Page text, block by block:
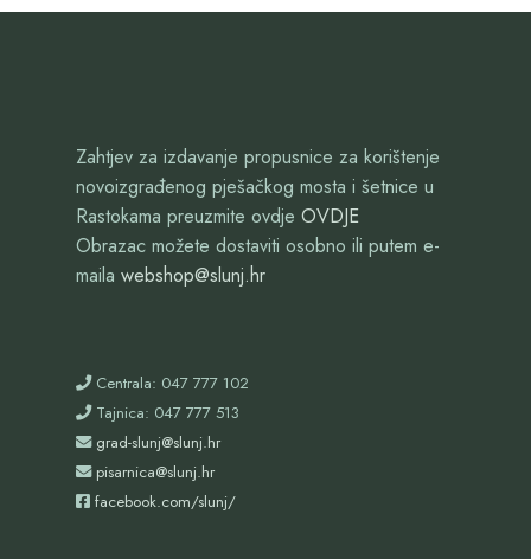
Zahtjev za izdavanje propusnice za korištenje
novoizgrađenog pješačkog mosta i šetnice u
Rastokama preuzmite ovdje OVDJE
Obrazac možete dostaviti osobno ili putem e-
maila webshop@slunj.hr
Centrala: 047 777 102
Tajnica: 047 777 513
grad-slunj@slunj.hr
pisarnica@slunj.hr
facebook.com/slunj/